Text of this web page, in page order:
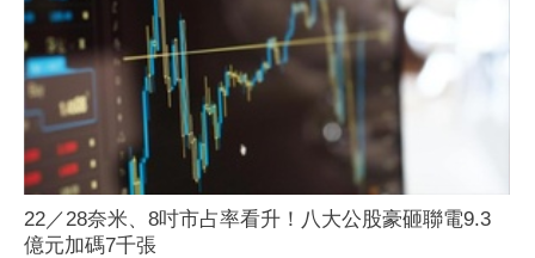
22／28奈米、8吋市占率看升！八大公股豪砸聯電9.3
億元加碼7千張